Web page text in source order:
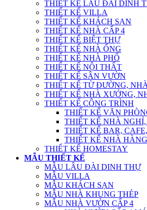
THIẾT KẾ LÂU ĐÀI DINH
THIẾT KẾ VILLA
THIẾT KẾ KHÁCH SẠN
THIẾT KẾ NHÀ CẤP 4
THIẾT KẾ BIỆT THỰ
THIẾT KẾ NHÀ ỐNG
THIẾT KẾ NHÀ PHỐ
THIẾT KẾ NỘI THẤT
THIẾT KẾ SÂN VƯỜN
THIẾT KẾ TỪ ĐƯỜNG,
THIẾT KẾ NHÀ XƯỞNG,
THIẾT KẾ CÔNG TRÌNH
THIẾT KẾ VĂN
THIẾT KẾ NHÀ
THIẾT KẾ BAR,
THIẾT KẾ NHÀ HÀNG
THIẾT KẾ HOMESTAY
MẪU THIẾT KẾ
MẪU LÂU ĐÀI DINH THỰ
MẪU VILLA
MẪU KHÁCH SẠN
MẪU NHÀ KHUNG THÉP
MẪU NHÀ VƯỜN CẤP 4